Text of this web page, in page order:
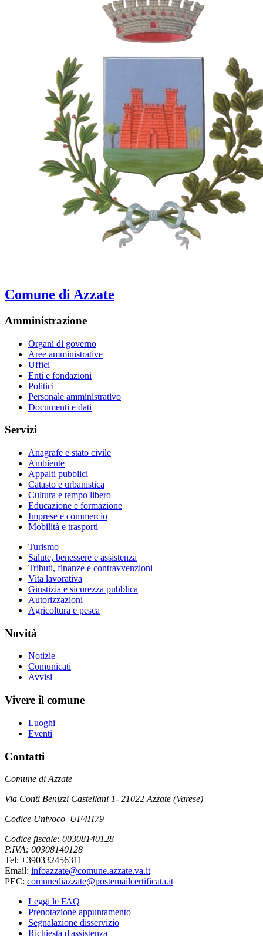
Comune di Azzate
Amministrazione
Organi di governo
Aree amministrative
Uffici
Enti e fondazioni
Politici
Personale amministrativo
Documenti e dati
Servizi
Anagrafe e stato civile
Ambiente
Appalti pubblici
Catasto e urbanistica
Cultura e tempo libero
Educazione e formazione
Imprese e commercio
Mobilità e trasporti
Turismo
Salute, benessere e assistenza
Tributi, finanze e contravvenzioni
Vita lavorativa
Giustizia e sicurezza pubblica
Autorizzazioni
Agricoltura e pesca
Novità
Notizie
Comunicati
Avvisi
Vivere il comune
Luoghi
Eventi
Contatti
Comune di Azzate
Via Conti Benizzi Castellani 1- 21022 Azzate (Varese)
Codice Univoco UF4H79
Codice fiscale: 00308140128
P.IVA: 00308140128
Tel: +390332456311
Email: infoazzate@comune.azzate.va.it
PEC: comunediazzate@postemailcertificata.it
Leggi le FAQ
Prenotazione appuntamento
Segnalazione disservizio
Richiesta d'assistenza